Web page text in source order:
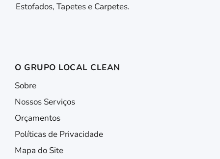
O GRUPO LOCAL CLEAN
Sobre
Nossos Serviços
Orçamentos
Políticas de Privacidade
Mapa do Site
Estofados, Tapetes e Carpetes.